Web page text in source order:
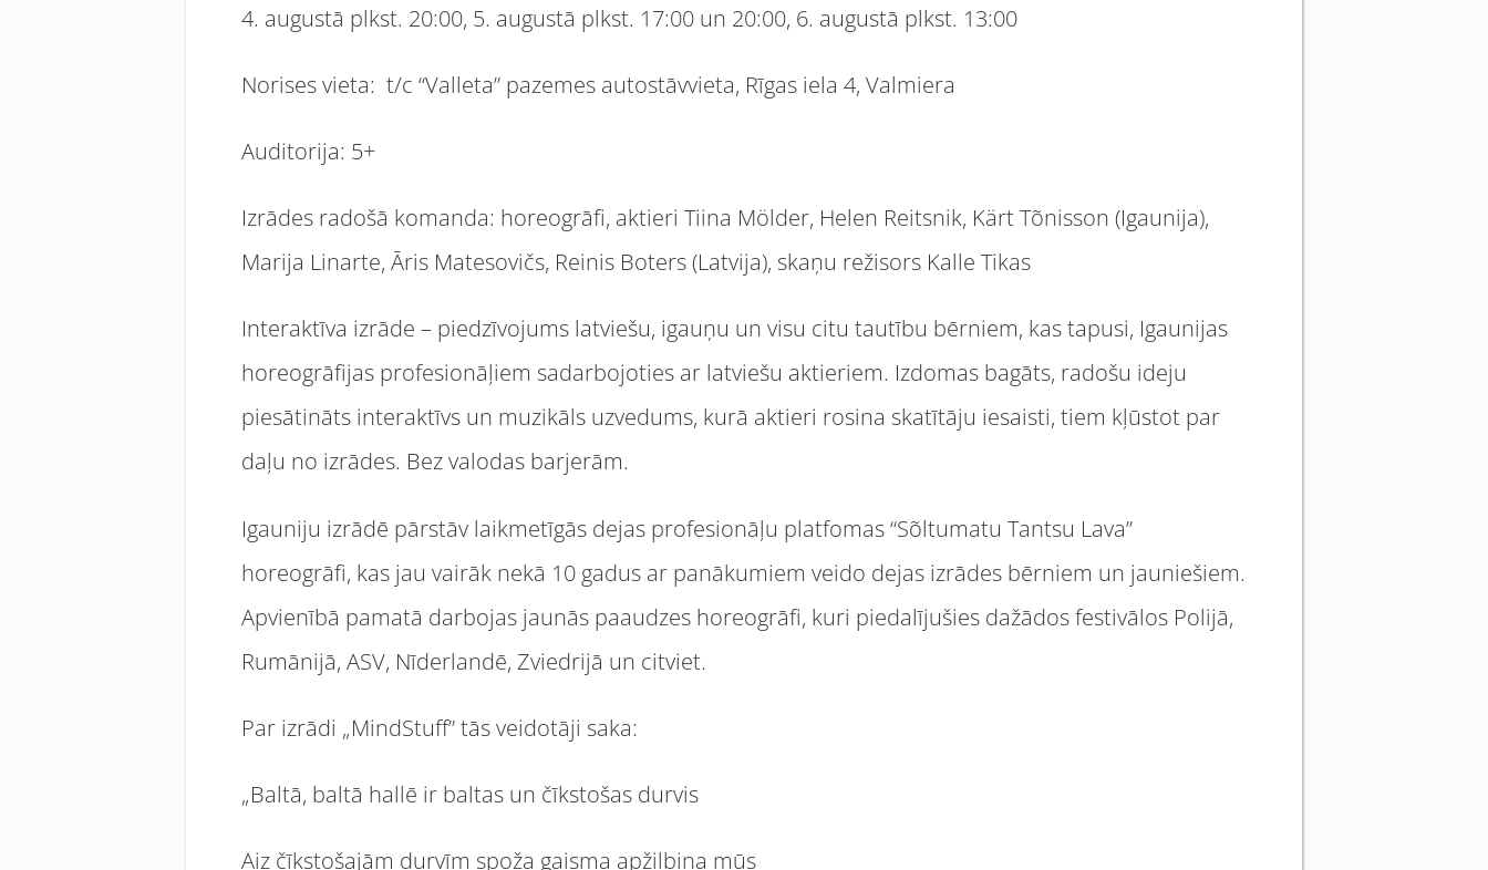
4. augustā plkst. 20:00, 5. augustā plkst. 17:00 un 20:00, 6. augustā plkst. 13:00
Norises vieta: t/c “Valleta” pazemes autostāvvieta, Rīgas iela 4, Valmiera
Auditorija: 5+
Izrādes radošā komanda: horeogrāfi, aktieri Tiina Mölder, Helen Reitsnik, Kärt Tõnisson (Igaunija),
Marija Linarte, Āris Matesovičs, Reinis Boters (Latvija), skaņu režisors Kalle Tikas
Interaktīva izrāde – piedzīvojums latviešu, igauņu un visu citu tautību bērniem, kas tapusi, Igaunijas
horeogrāfijas profesionāļiem sadarbojoties ar latviešu aktieriem. Izdomas bagāts, radošu ideju
piesātināts interaktīvs un muzikāls uzvedums, kurā aktieri rosina skatītāju iesaisti, tiem kļūstot par
daļu no izrādes. Bez valodas barjerām.
Igauniju izrādē pārstāv laikmetīgās dejas profesionāļu platfomas “Sõltumatu Tantsu Lava”
horeogrāfi, kas jau vairāk nekā 10 gadus ar panākumiem veido dejas izrādes bērniem un jauniešiem.
Apvienībā pamatā darbojas jaunās paaudzes horeogrāfi, kuri piedalījušies dažādos festivālos Polijā,
Rumānijā, ASV, Nīderlandē, Zviedrijā un citviet.
Par izrādi „MindStuff” tās veidotāji saka:
„Baltā, baltā hallē ir baltas un čīkstošas durvis
Aiz čīkstošajām durvīm spoža gaisma apžilbina mūs